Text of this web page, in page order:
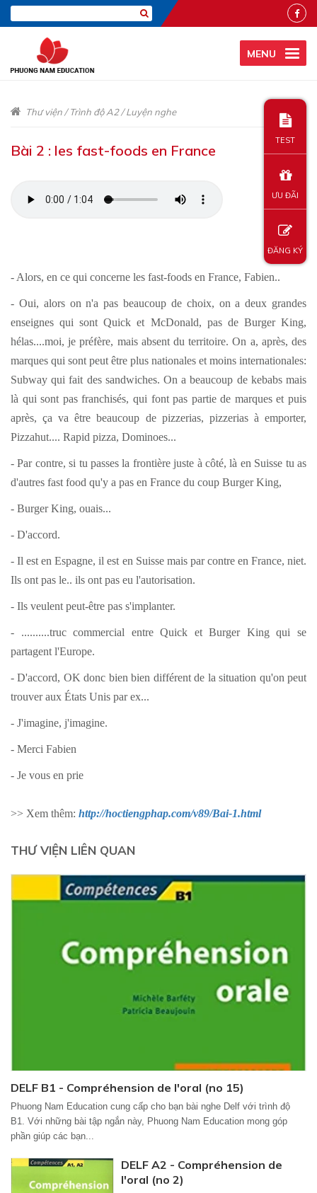
MENU
Thư viện/Trình độ A2/Luyện nghe
Bài 2 : les fast-foods en France
- Alors, en ce qui concerne les fast-foods en France, Fabien..
- Oui, alors on n'a pas beaucoup de choix, on a deux grandes
enseignes qui sont Quick et McDonald, pas de Burger King,
hélas....moi, je préfère, mais absent du territoire. On a, après, des
marques qui sont peut être plus nationales et moins internationales:
Subway qui fait des sandwiches. On a beaucoup de kebabs mais
là qui sont pas franchisés, qui font pas partie de marques et puis
après, ça va être beaucoup de pizzerias, pizzerias à emporter,
Pizzahut.... Rapid pizza, Dominoes...
- Par contre, si tu passes la frontière juste à côté, là en Suisse tu as
d'autres fast food qu'y a pas en France du coup Burger King,
- Burger King, ouais...
- D'accord.
- Il est en Espagne, il est en Suisse mais par contre en France, niet.
Ils ont pas le.. ils ont pas eu l'autorisation.
- Ils veulent peut-être pas s'implanter.
- ..........truc commercial entre Quick et Burger King qui se
partagent l'Europe.
- D'accord, OK donc bien bien différent de la situation qu'on peut
trouver aux États Unis par ex...
- J'imagine, j'imagine.
- Merci Fabien
- Je vous en prie
>> Xem thêm: http://hoctiengphap.com/v89/Bai-1.html
THƯ VIỆN LIÊN QUAN
DELF B1 - Compréhension de l'oral (no 15)
Phuong Nam Education cung cấp cho bạn bài nghe Delf với trình độ
B1. Với những bài tập ngắn này, Phuong Nam Education mong góp
phần giúp các bạn...
DELF A2 - Compréhension de
l'oral (no 2)
TEST
ƯU ĐÃI
ĐĂNG KÝ